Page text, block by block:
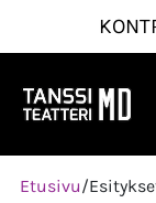
Päävalikko
Etusivu/